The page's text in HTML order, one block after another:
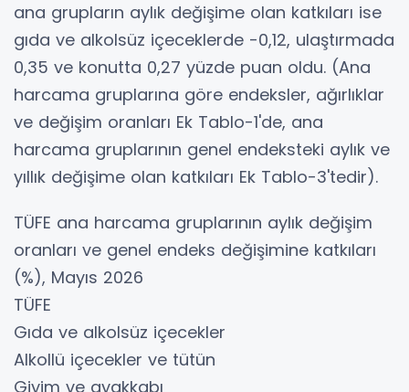
ana grupların aylık değişime olan katkıları ise
gıda ve alkolsüz içeceklerde -0,12, ulaştırmada
0,35 ve konutta 0,27 yüzde puan oldu. (Ana
harcama gruplarına göre endeksler, ağırlıklar
ve değişim oranları Ek Tablo-1'de, ana
harcama gruplarının genel endeksteki aylık ve
yıllık değişime olan katkıları Ek Tablo-3'tedir).
TÜFE ana harcama gruplarının aylık değişim
oranları ve genel endeks değişimine katkıları
(%), Mayıs 2026
TÜFE
Gıda ve alkolsüz içecekler
Alkollü içecekler ve tütün
Giyim ve ayakkabı